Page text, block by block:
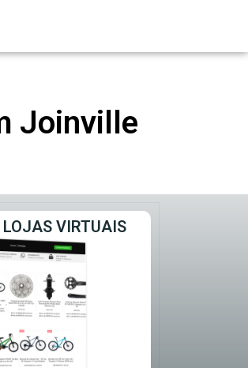
Joinville
LOJAS VIRTUAIS